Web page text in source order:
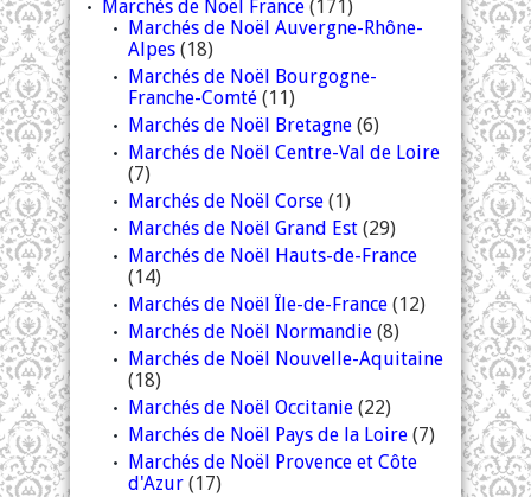
Marchés de Noël France (171)
Marchés de Noël Auvergne-Rhône-
Alpes (18)
Marchés de Noël Bourgogne-
Franche-Comté (11)
Marchés de Noël Bretagne (6)
Marchés de Noël Centre-Val de Loire
(7)
Marchés de Noël Corse (1)
Marchés de Noël Grand Est (29)
Marchés de Noël Hauts-de-France
(14)
Marchés de Noël Île-de-France (12)
Marchés de Noël Normandie (8)
Marchés de Noël Nouvelle-Aquitaine
(18)
Marchés de Noël Occitanie (22)
Marchés de Noël Pays de la Loire (7)
Marchés de Noël Provence et Côte
d'Azur (17)